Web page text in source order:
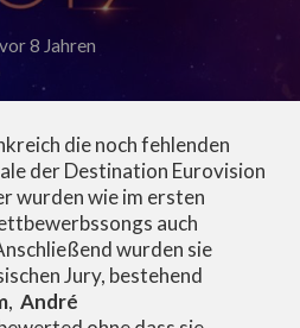
vor 8 Jahren
die noch fehlenden
der Destination Eurovision
wurden wie im ersten
auch
wurden sie
Jury, bestehend
, André